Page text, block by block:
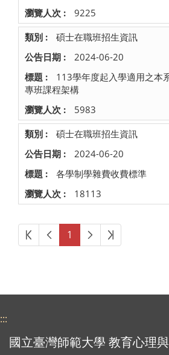
9225
碩士在職班招生資訊
2024-06-20
113學年度起入學適用之本
專班課程架構
5983
碩士在職班招生資訊
2024-06-20
各學制學雜費收費標準
18113
第一頁上一頁
1 下一頁最後頁
:::
國立臺灣師範大學 教育心理